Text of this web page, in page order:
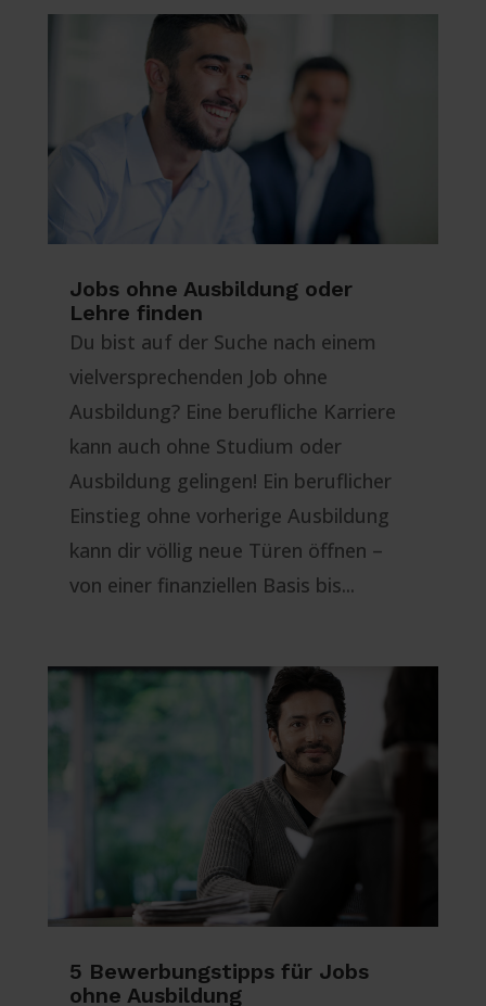
Jobs ohne Ausbildung oder
Lehre finden
Du bist auf der Suche nach einem
vielversprechenden Job ohne
Ausbildung? Eine berufliche Karriere
kann auch ohne Studium oder
Ausbildung gelingen! Ein beruflicher
Einstieg ohne vorherige Ausbildung
kann dir völlig neue Türen öffnen –
von einer finanziellen Basis bis...
5 Bewerbungstipps für Jobs
ohne Ausbildung